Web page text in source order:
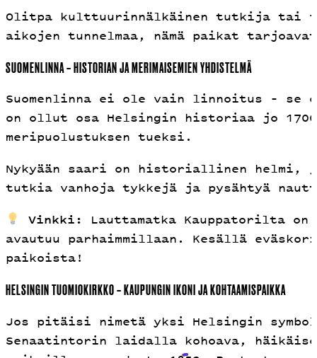
Olitpa kulttuurinnälkäinen tutkija tai
aikojen tunnelmaa, nämä paikat
SUOMENLINNA – HISTORIAN JA MERIMAISEMIEN YHDISTELMÄ
Suomenlinna ei ole vain linnoitus – se on
on ollut osa Helsingin historiaa jo
meripuolustuksen tueksi.
Nykyään saari on historiallinen helmi,
tutkia vanhoja tykkejä ja pysähtyä
Vinkki:
Lauttamatka Kauppatorilta
avautuu parhaimmillaan. Kesällä
paikoista!
HELSINGIN TUOMIOKIRKKO – KAUPUNGIN IKONI JA KOHTAAMISPAIKKA
Jos pitäisi nimetä yksi Helsingin
Senaatintorin laidalla kohoava,